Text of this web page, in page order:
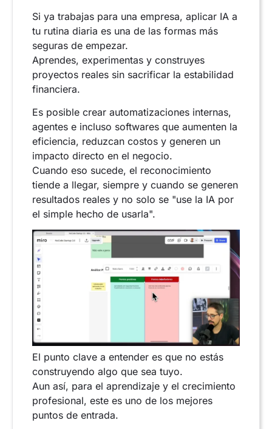
Si ya trabajas para una empresa, aplicar IA a
tu rutina diaria es una de las formas más
seguras de empezar.
Aprendes, experimentas y construyes
proyectos reales sin sacrificar la estabilidad
financiera.
Es posible crear automatizaciones internas,
agentes e incluso softwares que aumenten la
eficiencia, reduzcan costos y generen un
impacto directo en el negocio.
Cuando eso sucede, el reconocimiento
tiende a llegar, siempre y cuando se generen
resultados reales y no solo se "use la IA por
el simple hecho de usarla".
El punto clave a entender es que no estás
construyendo algo que sea tuyo.
Aun así, para el aprendizaje y el crecimiento
profesional, este es uno de los mejores
puntos de entrada.